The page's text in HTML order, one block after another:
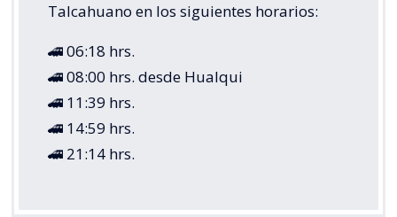
Talcahuano en los siguientes horarios:
🚄 06:18 hrs.
🚄 08:00 hrs. desde Hualqui
🚄 11:39 hrs.
🚄 14:59 hrs.
🚄 21:14 hrs.